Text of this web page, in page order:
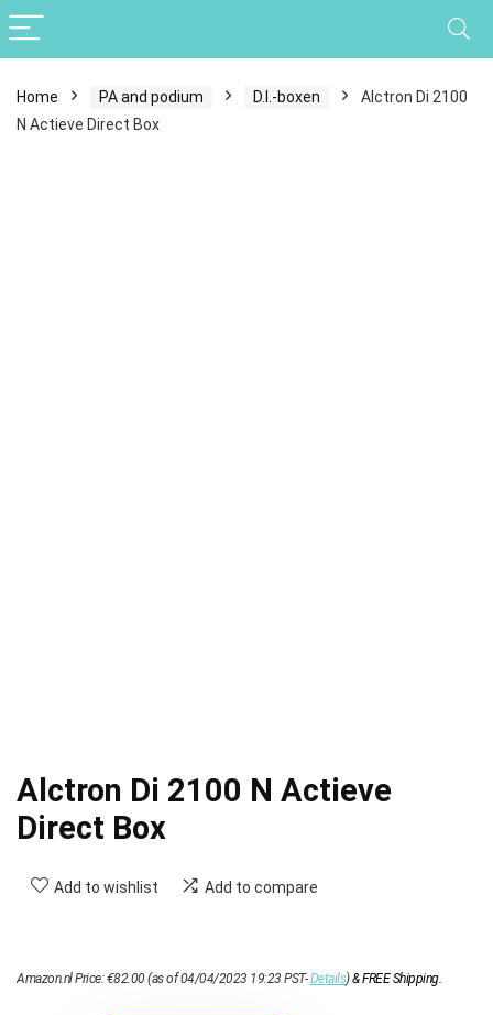
Home PA and podium D.I.-boxen
Alctron Di 2100
N Actieve Direct Box
Alctron Di 2100 N Actieve
Direct Box
Add to wishlist Add to compare
Amazon.nl Price:€82.00(as of 04/04/2023 19:23 PST-Details)&FREE Shipping.